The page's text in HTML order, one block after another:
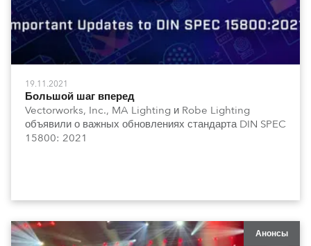
19.11.2021
Большой шаг вперед
Vectorworks, Inc., MA Lighting и Robe Lighting
объявили о важных обновлениях стандарта DIN SPEC
15800: 2021
Анонсы